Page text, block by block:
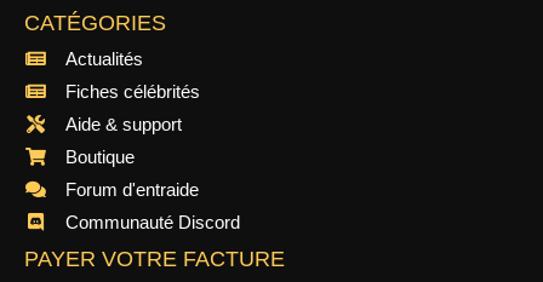
CATÉGORIES
Actualités
Fiches célébrités
Aide & support
Boutique
Forum d'entraide
Communauté Discord
PAYER VOTRE FACTURE